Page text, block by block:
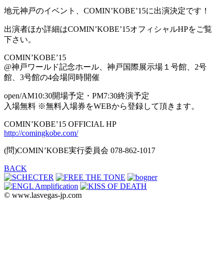
地元神戸のイベント、COMIN’KOBE’15に出演決定です！
出演者ほか詳細はCOMIN’KOBE’15オフィシャルHPをご覧
下さい。
COMIN’KOBE’15
@神戸ワールド記念ホール、神戸国際展示場１号館、2号
館、3号館の4会場同時開催
open/AM10:30開場予定・PM7:30終演予定
入場無料 ※無料入場券をWEBから登録して頂きます。
COMIN’KOBE’15 OFFICIAL HP
http://comingkobe.com/
(問)COMIN’KOBE実行委員会 078‐862‐1017
BACK
© www.lasvegas-jp.com